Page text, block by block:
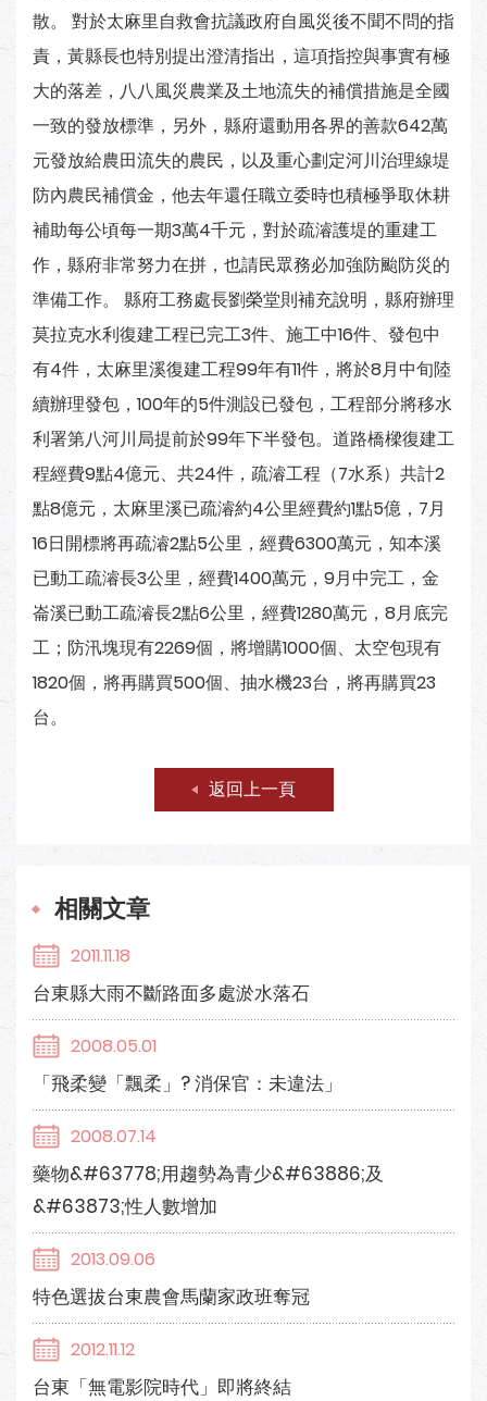
散。 對於太麻里自救會抗議政府自風災後不聞不問的指
責，黃縣長也特別提出澄清指出，這項指控與事實有極
大的落差，八八風災農業及土地流失的補償措施是全國
一致的發放標準，另外，縣府還動用各界的善款642萬
元發放給農田流失的農民，以及重心劃定河川治理線堤
防內農民補償金，他去年還任職立委時也積極爭取休耕
補助每公頃每一期3萬4千元，對於疏濬護堤的重建工
作，縣府非常努力在拼，也請民眾務必加強防颱防災的
準備工作。 縣府工務處長劉榮堂則補充說明，縣府辦理
莫拉克水利復建工程已完工3件、施工中16件、發包中
有4件，太麻里溪復建工程99年有11件，將於8月中旬陸
續辦理發包，100年的5件測設已發包，工程部分將移水
利署第八河川局提前於99年下半發包。道路橋樑復建工
程經費9點4億元、共24件，疏濬工程（7水系）共計2
點8億元，太麻里溪已疏濬約4公里經費約1點5億，7月
16日開標將再疏濬2點5公里，經費6300萬元，知本溪
已動工疏濬長3公里，經費1400萬元，9月中完工，金
崙溪已動工疏濬長2點6公里，經費1280萬元，8月底完
工；防汛塊現有2269個，將增購1000個、太空包現有
1820個，將再購買500個、抽水機23台，將再購買23
台。
返回上一頁
相關文章
2011.11.18
台東縣大雨不斷路面多處淤水落石
2008.05.01
「飛柔變「飄柔」? 消保官：未違法」
2008.07.14
藥物&#63778;用趨勢為青少&#63886;及
&#63873;性人數增加
2013.09.06
特色選拔台東農會馬蘭家政班奪冠
2012.11.12
台東「無電影院時代」即將終結